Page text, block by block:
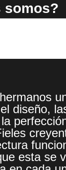
somos?
diseño,
esta se